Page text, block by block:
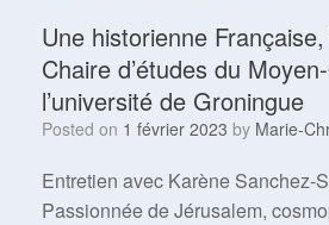
Une historienne
Chaire d’études du
l’université de Groningue
Posted on 1 février 2023 by Marie-
Entretien avec Karène Sanchez-
Passionnée de Jérusalem,